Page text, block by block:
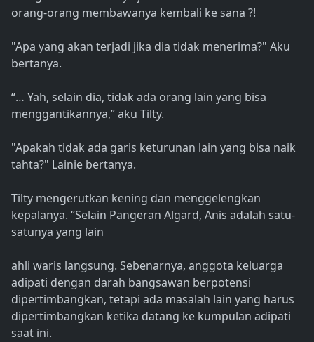
orang-orang membawanya kembali ke sana ?!
"Apa yang akan terjadi jika dia tidak menerima?" Aku
bertanya.
“… Yah, selain dia, tidak ada orang lain yang bisa
menggantikannya,” aku Tilty.
"Apakah tidak ada garis keturunan lain yang bisa naik
tahta?" Lainie bertanya.
Tilty mengerutkan kening dan menggelengkan
kepalanya. “Selain Pangeran Algard, Anis adalah satu-
satunya yang lain
ahli waris langsung. Sebenarnya, anggota keluarga
adipati dengan darah bangsawan berpotensi
dipertimbangkan, tetapi ada masalah lain yang harus
dipertimbangkan ketika datang ke kumpulan adipati
saat ini.